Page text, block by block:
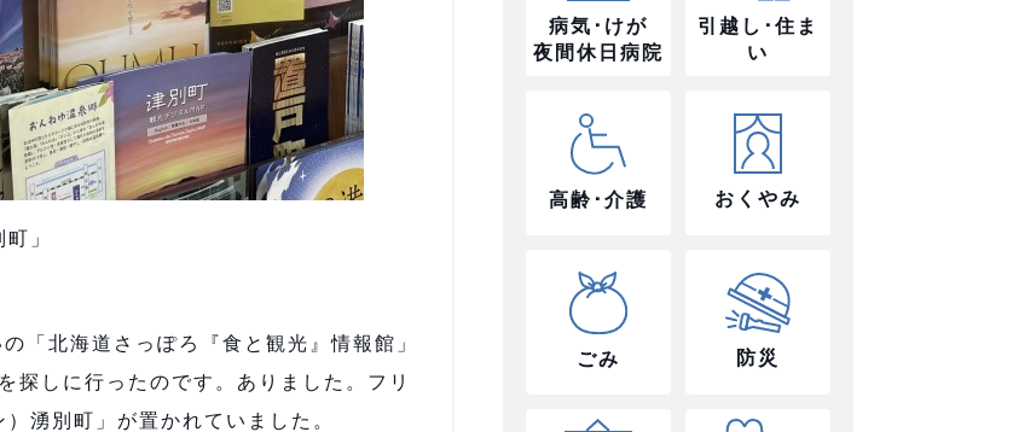
」
「北海道さっぽろ『食と観光』情報館」
探しに行ったのです。ありました。フリ
湧別町」が置かれていました。
病気･けが
夜間休日病院
引越し･住ま
い
高齢･介護 おくやみ
ごみ 防災